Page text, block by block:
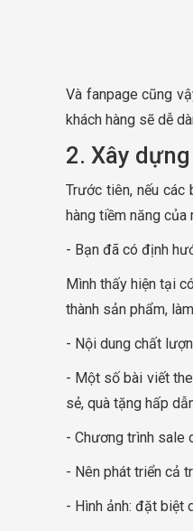
Và fanpage cũng
khách hàng sẽ dễ
2. Xây
Trước tiên, nếu
hàng tiềm năng của
- Bạn đã có định
Mình thấy hiện tại
thành sản phẩm,
- Nội dung chất
- Một số bài viết
sẻ, quà tặng hấp
- Chương trình sale
- Nên phát triển cả
- Hình ảnh: đặt biệt